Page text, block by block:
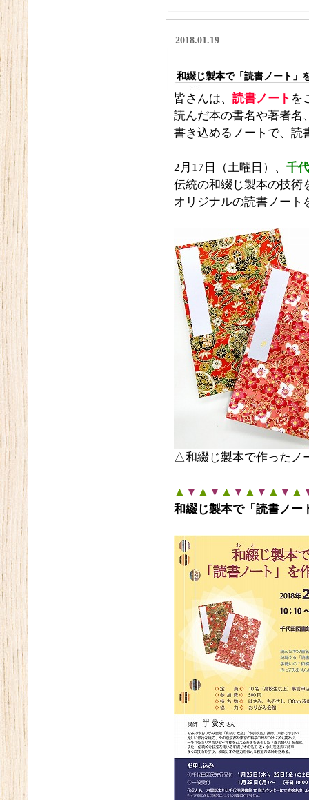
2018.01.19
和綴じ製本で「読書ノート」
皆さんは、 読書ノート を
読んだ本の書名や著者名
書き込めるノートで、読
2月17日（土曜日）、 千
伝統の和綴じ製本の技術
オリジナルの読書ノート
△和綴じ製本で作ったノ
▲ ▼ ▲ ▼ ▲ ▼ ▲ ▼ ▲ ▼ ▲
和綴じ製本で「読書ノー